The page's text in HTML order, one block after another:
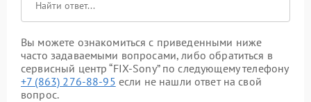
Вы можете ознакомиться с приведенными ниже
часто задаваемыми вопросами, либо обратиться в
сервисный центр “FIX-Sony” по следующему телефону
+7 (863) 276-88-95 если не нашли ответ на свой
вопрос.